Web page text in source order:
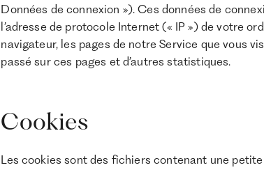
Données de connexion »). Ces données de
l’adresse de protocole Internet (« IP ») de votre
navigateur, les pages de notre Service que vous
passé sur ces pages et d’autres statistiques.
Cookies
Les cookies sont des fichiers contenant une